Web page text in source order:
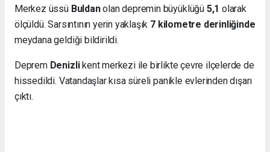
Merkez üssü Buldanolan depremin büyüklüğü 5,1 olarak
ölçüldü. Sarsıntının yerin yaklaşık 7 kilometre derinliğinde
meydana geldiği bildirildi.
Deprem Denizlikent merkezi ile birlikte çevre ilçelerde de
hissedildi. Vatandaşlar kısa süreli panikle evlerinden dışarı
çıktı.